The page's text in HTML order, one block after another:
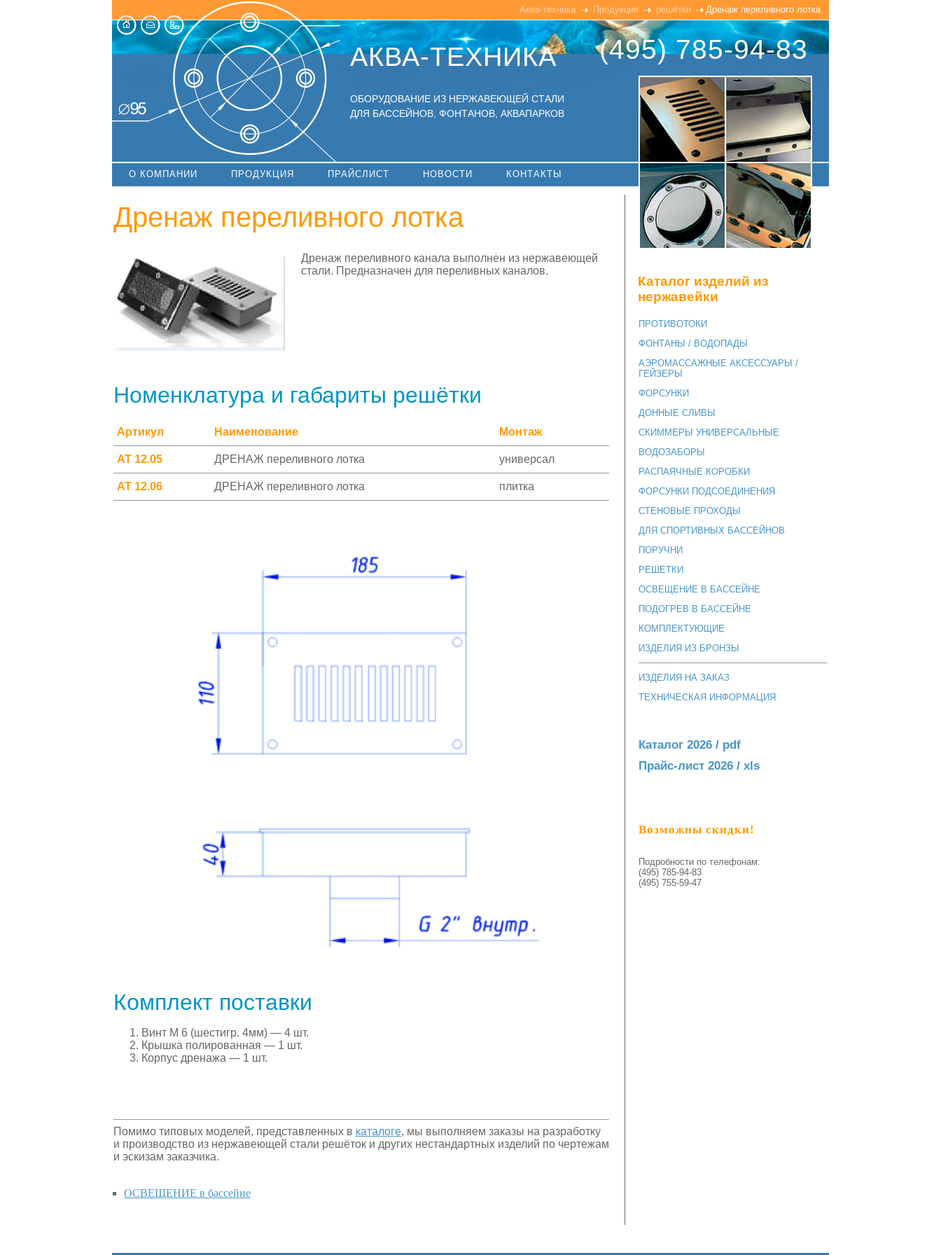
Аква-техника Продукция решётки Дренаж переливного лотка
(495) 785-94-83
АКВА-ТЕХНИКА
ОБОРУДОВАНИЕ ИЗ НЕРЖАВЕЮЩЕЙ СТАЛИ
ДЛЯ БАССЕЙНОВ, ФОНТАНОВ, АКВАПАРКОВ
О КОМПАНИИ ПРОДУКЦИЯ ПРАЙСЛИСТ НОВОСТИ КОНТАКТЫ
Дренаж переливного лотка
Дренаж переливного канала выполнен из нержавеющей
стали. Предназначен для переливных каналов.
Номенклатура и габариты решётки
Артикул Наименование Монтаж
АТ 12.05 ДРЕНАЖ переливного лотка универсал
АТ 12.06 ДРЕНАЖ переливного лотка плитка
Комплект поставки
Винт М 6 (шестигр. 4мм) — 4 шт.
Крышка полированная — 1 шт.
Корпус дренажа — 1 шт.
Помимо типовых моделей, представленных в каталоге, мы выполняем заказы на разработку
и производство из нержавеющей стали решёток и других нестандартных изделий по чертежам
и эскизам заказчика.
ОСВЕЩЕНИЕ в бассейне
Каталог изделий из
нержавейки
ПРОТИВОТОКИ
ФОНТАНЫ / ВОДОПАДЫ
АЭРОМАССАЖНЫЕ АКСЕССУАРЫ /
ГЕЙЗЕРЫ
ФОРСУНКИ
ДОННЫЕ СЛИВЫ
СКИММЕРЫ УНИВЕРСАЛЬНЫЕ
ВОДОЗАБОРЫ
РАСПАЯЧНЫЕ КОРОБКИ
ФОРСУНКИ ПОДСОЕДИНЕНИЯ
СТЕНОВЫЕ ПРОХОДЫ
ДЛЯ СПОРТИВНЫХ БАССЕЙНОВ
ПОРУЧНИ
РЕШЕТКИ
ОСВЕЩЕНИЕ В БАССЕЙНЕ
ПОДОГРЕВ В БАССЕЙНЕ
КОМПЛЕКТУЮЩИЕ
ИЗДЕЛИЯ ИЗ БРОНЗЫ
ИЗДЕЛИЯ НА ЗАКАЗ
ТЕХНИЧЕСКАЯ ИНФОРМАЦИЯ
Каталог 2026 / pdf
Прайс-лист 2026 / xls
Возможны скидки!
Подробности по телефонам:
(495) 785-94-83
(495) 755-59-47